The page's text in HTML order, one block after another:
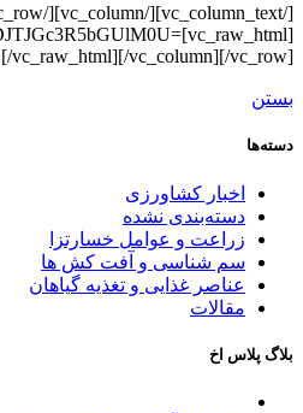
[/vc_raw_html][/vc_column][/vc_row]
بستن
دسته‌ها
اخبار کشاورزی
دسته‌بندی نشده
زراعت و عوامل خسارتزا
سم شناسی و آفت کش ها
عناصر غذایی و تغذیه گیاهان
مقالات
بلاگ پلاس اخ